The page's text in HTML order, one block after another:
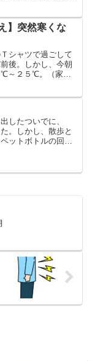
、睡眠導入剤を飲
ます。し...
】突然寒くな
シャツで過ごして
後。しかし、今朝
℃～２５℃。（家の
シャツを着ること
、お...
したついでに、
。しかし、散歩と
ットボトルの回収
痛いですけれど、